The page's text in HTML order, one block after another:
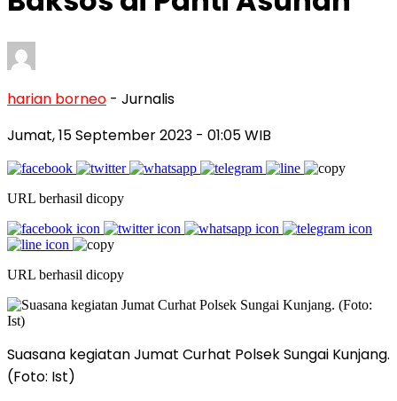
harian borneo - Jurnalis
Jumat, 15 September 2023 - 01:05 WIB
URL berhasil dicopy
URL berhasil dicopy
Suasana kegiatan Jumat Curhat Polsek Sungai Kunjang.
(Foto: Ist)